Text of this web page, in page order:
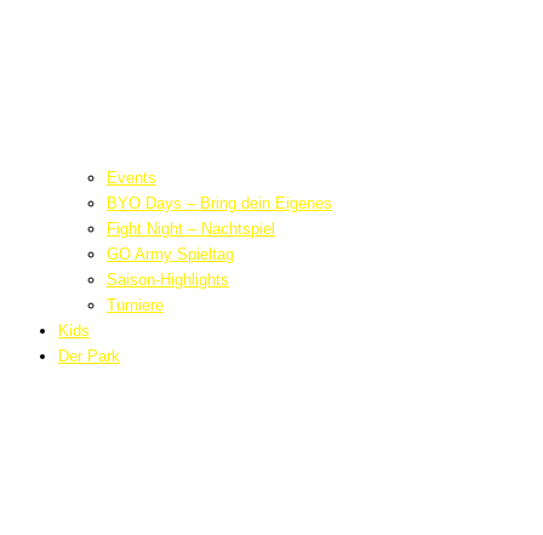
Events
BYO Days – Bring dein Eigenes
Fight Night – Nachtspiel
GO Army Spieltag
Saison-Highlights
Turniere
Kids
Der Park